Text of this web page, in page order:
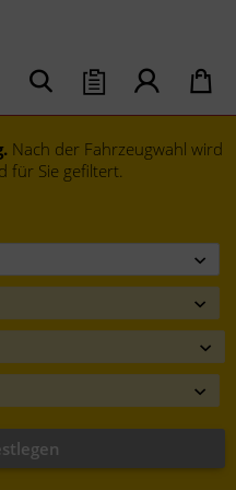
Nach der Fahrzeugwahl wird
für Sie gefiltert.